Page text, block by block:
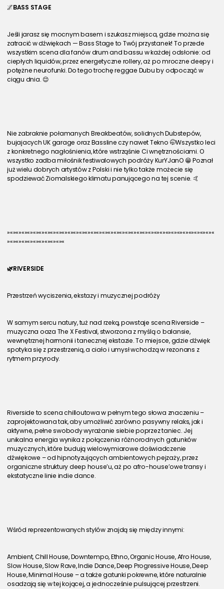
🌌BASS STAGE
Jeśli jarasz się mocnym basem i szukasz miejsca, gdzie można się
zatracić w dźwiękach — Bass Stage to Twój przystanek! To przede
wszystkim scena dla fanów drum and bassu w każdej odsłonie: od
ciepłych liquidów, przez energetyczne rollery, aż po mroczne deepy i
potężne neurofunki. Do tego trochę reggae Dubu by odpocząć w
ciągu dnia. 😌
Nie zabraknie połamanych Breakbeatów, solidnych Dubstepów,
bujajacych UK garage oraz Bassline czy nawet Tekno 🤭Wszystko leci
z konkretnego nagłośnienia, które wstrząśnie Ci wnętrznościami. O
wszystko zadba miłośnik festiwalowych podróży KurYJanO 😁 Poznał
już wielu dobrych artystów z Polski i nie tylko także możecie się
spodziewać Ziomalskiego klimatu panującego na tej scenie. 🤙
»«»«»«»«»«»«»«»«»«»«»«»«»«»«»«»«»«»«»«»«»«»«»«»«»«»«»«»«»«»«»«»«»«»«»«»«
»«»«»«»«»«»«»«»«»«»«
🌿RIVERSIDE
Przestrzeń wyciszenia, ekstazy i muzycznej podróży
W samym sercu natury, tuż nad rzeką, powstaje scena Riverside –
muzyczna oaza The X Festival, stworzona z myślą o balansie,
wewnętrznej harmonii i tanecznej ekstazie. To miejsce, gdzie dźwięk
spotyka się z przestrzenią, a ciało i umysł wchodzą w rezonans z
rytmem przyrody.
Riverside to scena chilloutowa w pełnym tego słowa znaczeniu –
zaprojektowana tak, aby umożliwić zarówno pasywny relaks, jak i
aktywne, pełne swobody wyrażanie siebie poprzez taniec. Jej
unikalna energia wynika z połączenia różnorodnych gatunków
muzycznych, które budują wielowymiarowe doświadczenie
dźwiękowe – od hipnotyzujących ambientowych pejzaży, przez
organiczne struktury deep house’u, aż po afro-house’owe transy i
ekstatyczne linie indie dance.
Wśród reprezentowanych stylów znajdą się między innymi:
Ambient, Chill House, Downtempo, Ethno, Organic House, Afro House,
Slow House, Slow Rave, Indie Dance, Deep Progressive House, Deep
House, Minimal House – a także gatunki pokrewne, które naturalnie
osadzają się w tej kojącej, a jednocześnie pulsującej przestrzeni.